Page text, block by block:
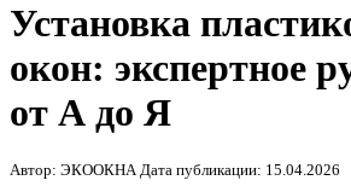
Установка
окон: экспертное
от А до Я
Автор: ЭКООКНА Дата публикации: 15.04.2026